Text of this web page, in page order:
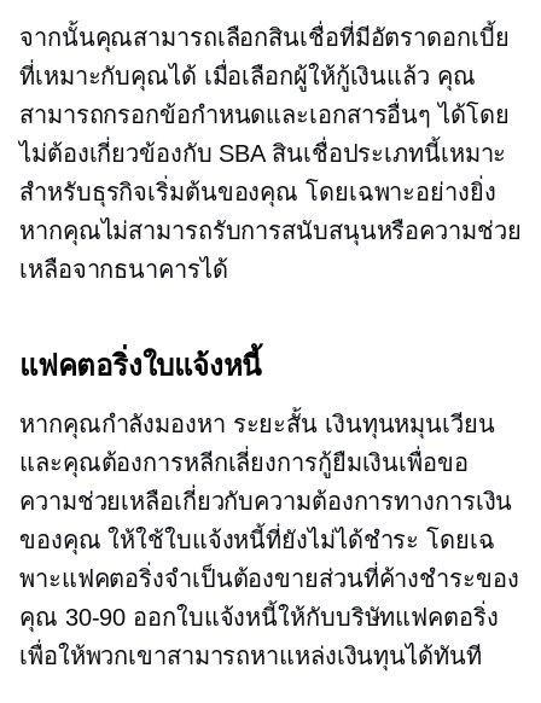
จากนั้นคุณสามารถเลือกสินเชื่อที่มีอัตราดอกเบี้ย
ที่เหมาะกับคุณได้ เมื่อเลือกผู้ให้กู้เงินแล้ว คุณ
สามารถกรอกข้อกำหนดและเอกสารอื่นๆ ได้โดย
ไม่ต้องเกี่ยวข้องกับ SBA สินเชื่อประเภทนี้เหมาะ
สำหรับธุรกิจเริ่มต้นของคุณ โดยเฉพาะอย่างยิ่ง
หากคุณไม่สามารถรับการสนับสนุนหรือความช่วย
เหลือจากธนาคารได้
แฟคตอริ่งใบแจ้งหนี้
หากคุณกำลังมองหา ระยะสั้น เงินทุนหมุนเวียน
และคุณต้องการหลีกเลี่ยงการกู้ยืมเงินเพื่อขอ
ความช่วยเหลือเกี่ยวกับความต้องการทางการเงิน
ของคุณ ให้ใช้ใบแจ้งหนี้ที่ยังไม่ได้ชำระ โดยเฉ
พาะแฟคตอริ่งจำเป็นต้องขายส่วนที่ค้างชำระของ
คุณ 30-90 ออกใบแจ้งหนี้ให้กับบริษัทแฟคตอริ่ง
เพื่อให้พวกเขาสามารถหาแหล่งเงินทุนได้ทันที